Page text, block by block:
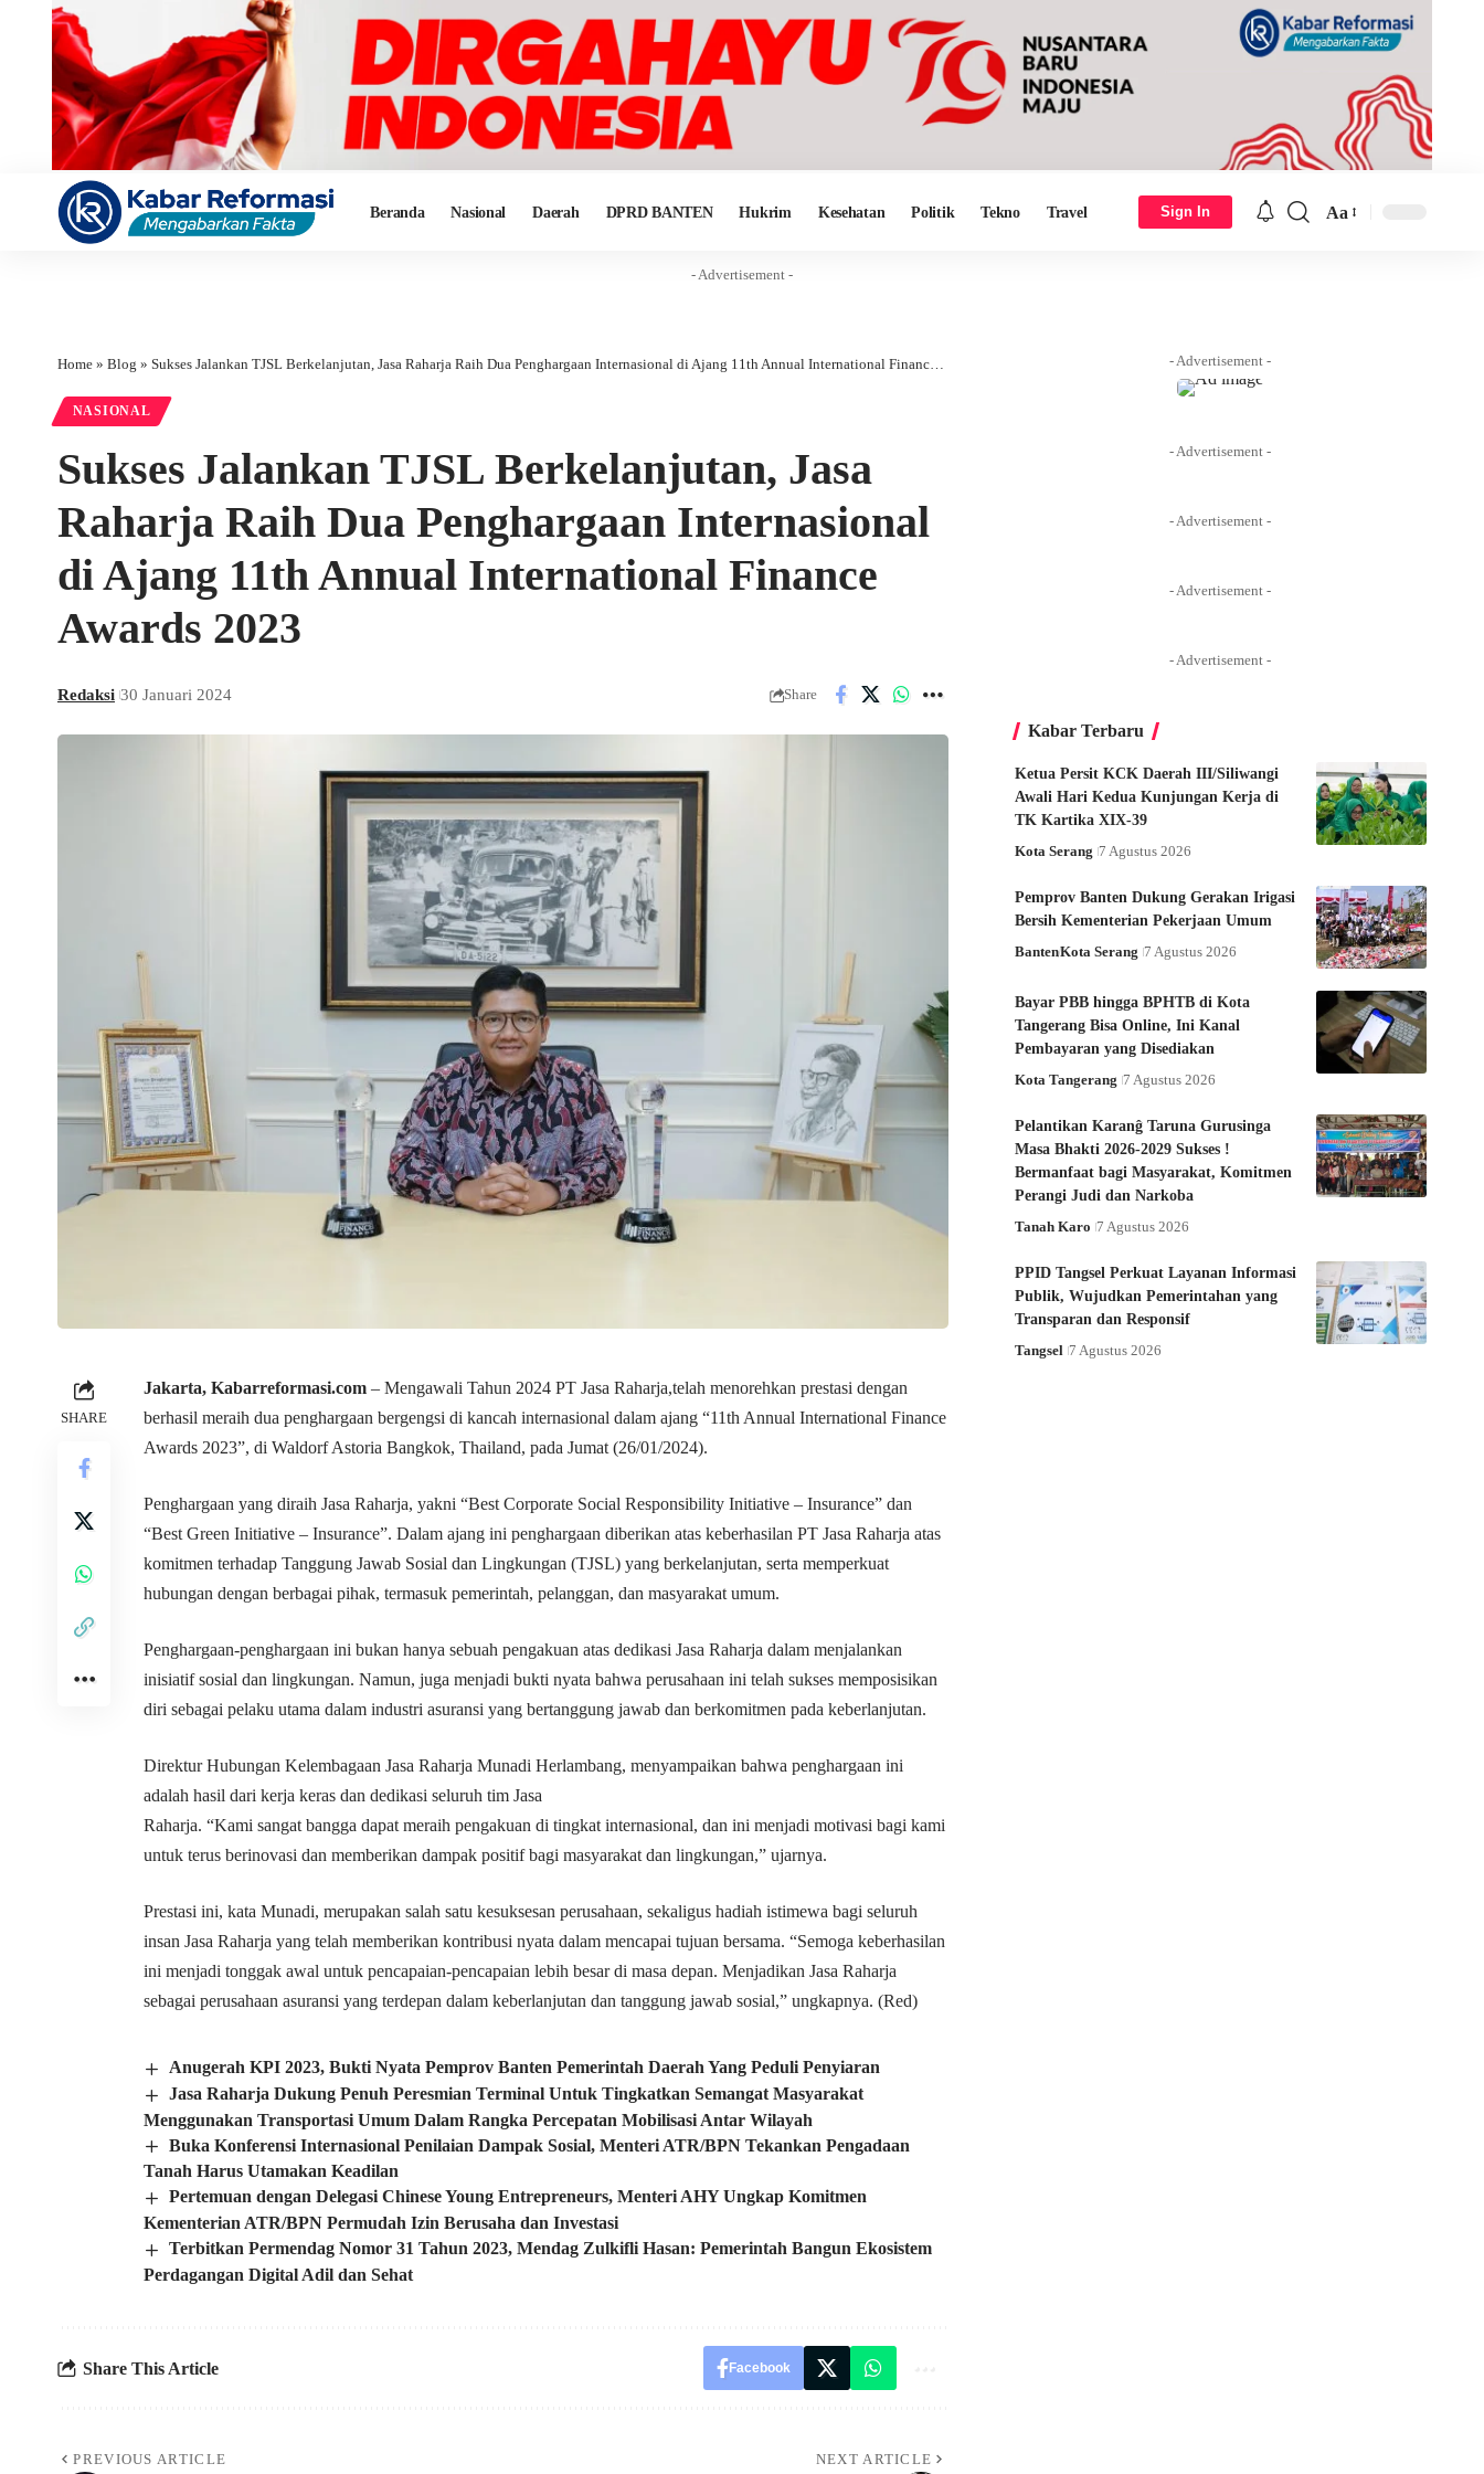
Beranda Nasional Daerah DPRD BANTEN Hukrim Kesehatan Politik Tekno Travel Sign In Aa
- Advertisement -
Home » Blog » Sukses Jalankan TJSL Berkelanjutan, Jasa Raharja Raih Dua Penghargaan Internasional di Ajang 11th Annual International Finance Awards 2023
NASIONAL
Sukses Jalankan TJSL Berkelanjutan, Jasa
Raharja Raih Dua Penghargaan Internasional
di Ajang 11th Annual International Finance
Awards 2023
Redaksi 30 Januari 2024 Share
SHARE
Jakarta, Kabarreformasi.com – Mengawali Tahun 2024 PT Jasa Raharja,telah menorehkan prestasi dengan
berhasil meraih dua penghargaan bergengsi di kancah internasional dalam ajang “11th Annual International Finance
Awards 2023”, di Waldorf Astoria Bangkok, Thailand, pada Jumat (26/01/2024).
Penghargaan yang diraih Jasa Raharja, yakni “Best Corporate Social Responsibility Initiative – Insurance” dan
“Best Green Initiative – Insurance”. Dalam ajang ini penghargaan diberikan atas keberhasilan PT Jasa Raharja atas
komitmen terhadap Tanggung Jawab Sosial dan Lingkungan (TJSL) yang berkelanjutan, serta memperkuat
hubungan dengan berbagai pihak, termasuk pemerintah, pelanggan, dan masyarakat umum.
Penghargaan-penghargaan ini bukan hanya sebuah pengakuan atas dedikasi Jasa Raharja dalam menjalankan
inisiatif sosial dan lingkungan. Namun, juga menjadi bukti nyata bahwa perusahaan ini telah sukses memposisikan
diri sebagai pelaku utama dalam industri asuransi yang bertanggung jawab dan berkomitmen pada keberlanjutan.
Direktur Hubungan Kelembagaan Jasa Raharja Munadi Herlambang, menyampaikan bahwa penghargaan ini
adalah hasil dari kerja keras dan dedikasi seluruh tim Jasa
Raharja. “Kami sangat bangga dapat meraih pengakuan di tingkat internasional, dan ini menjadi motivasi bagi kami
untuk terus berinovasi dan memberikan dampak positif bagi masyarakat dan lingkungan,” ujarnya.
Prestasi ini, kata Munadi, merupakan salah satu kesuksesan perusahaan, sekaligus hadiah istimewa bagi seluruh
insan Jasa Raharja yang telah memberikan kontribusi nyata dalam mencapai tujuan bersama. “Semoga keberhasilan
ini menjadi tonggak awal untuk pencapaian-pencapaian lebih besar di masa depan. Menjadikan Jasa Raharja
sebagai perusahaan asuransi yang terdepan dalam keberlanjutan dan tanggung jawab sosial,” ungkapnya. (Red)
Anugerah KPI 2023, Bukti Nyata Pemprov Banten Pemerintah Daerah Yang Peduli Penyiaran
Jasa Raharja Dukung Penuh Peresmian Terminal Untuk Tingkatkan Semangat Masyarakat
Menggunakan Transportasi Umum Dalam Rangka Percepatan Mobilisasi Antar Wilayah
Buka Konferensi Internasional Penilaian Dampak Sosial, Menteri ATR/BPN Tekankan Pengadaan
Tanah Harus Utamakan Keadilan
Pertemuan dengan Delegasi Chinese Young Entrepreneurs, Menteri AHY Ungkap Komitmen
Kementerian ATR/BPN Permudah Izin Berusaha dan Investasi
Terbitkan Permendag Nomor 31 Tahun 2023, Mendag Zulkifli Hasan: Pemerintah Bangun Ekosistem
Perdagangan Digital Adil dan Sehat
Share This Article Facebook
PREVIOUS ARTICLE NEXT ARTICLE
- Advertisement -
- Advertisement -
- Advertisement -
- Advertisement -
- Advertisement -
Kabar Terbaru
Ketua Persit KCK Daerah III/Siliwangi
Awali Hari Kedua Kunjungan Kerja di
TK Kartika XIX-39
Kota Serang 7 Agustus 2026
Pemprov Banten Dukung Gerakan Irigasi
Bersih Kementerian Pekerjaan Umum
BantenKota Serang 7 Agustus 2026
Bayar PBB hingga BPHTB di Kota
Tangerang Bisa Online, Ini Kanal
Pembayaran yang Disediakan
Kota Tangerang 7 Agustus 2026
Pelantikan Karanĝ Taruna Gurusinga
Masa Bhakti 2026-2029 Sukses !
Bermanfaat bagi Masyarakat, Komitmen
Perangi Judi dan Narkoba
Tanah Karo 7 Agustus 2026
PPID Tangsel Perkuat Layanan Informasi
Publik, Wujudkan Pemerintahan yang
Transparan dan Responsif
Tangsel 7 Agustus 2026